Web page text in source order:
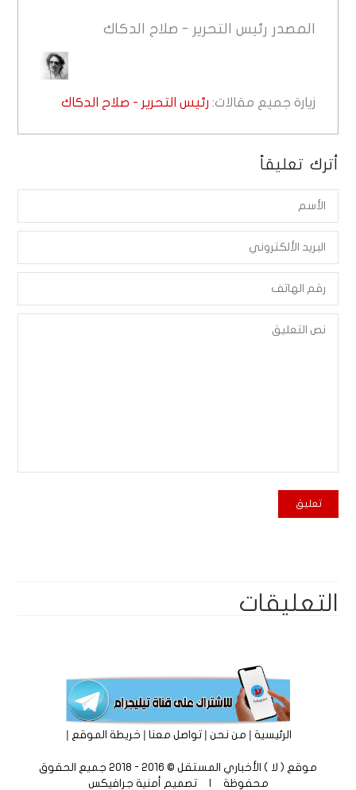
المصدر رئيس التحرير - صلاح الدكاك
زيارة جميع مقالات: رئيس التحرير - صلاح الدكاك
أترك تعليقاً
التعليقات
الرئيسية|من نحن|تواصل معنا|خريطة الموقع |
موقع ( لا ) الأخباري المستقل © 2016 - 2018 جميع الحقوق
محفوظة | تصميم
أمنية جرافيكس